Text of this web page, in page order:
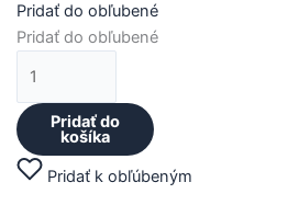
Pridať do obľubené
Pridať do obľubené
Pridať do
košíka
Pridať k obľúbeným